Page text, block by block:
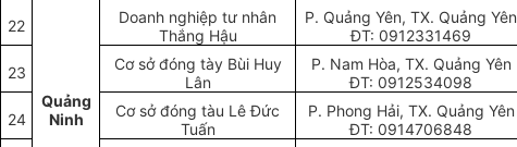
Quảng
Ninh
22
Doanh nghiệp tư nhân
Thắng Hậu
P. Quảng Yên, TX. Quảng Yên
ĐT: 0912331469
23
Cơ sở đóng tày Bùi Huy
Lân
P. Nam Hòa, TX. Quảng Yên
ĐT: 0912534098
24
Cơ sở đóng tàu Lê Đức
Tuấn
P. Phong Hải, TX. Quảng Yên
ĐT: 0914706848